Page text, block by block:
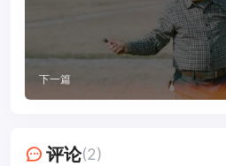
下一篇
评论(2)